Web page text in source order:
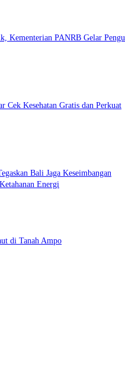
Kementerian PANRB Gelar
Kesehatan Gratis dan Perkuat
Bali Jaga Keseimbangan
Energi
di Tanah Ampo